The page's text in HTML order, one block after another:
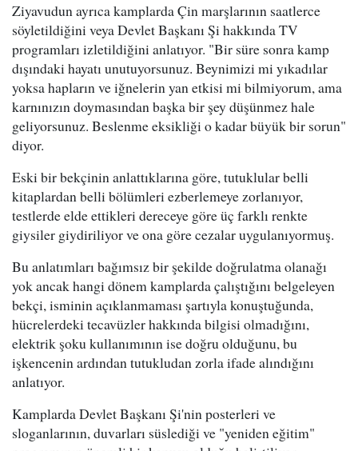
Ziyavudun ayrıca kamplarda Çin marşlarının saatlerce
söyletildiğini veya Devlet Başkanı Şi hakkında TV
programları izletildiğini anlatıyor. "Bir süre sonra kamp
dışındaki hayatı unutuyorsunuz. Beynimizi mi yıkadılar
yoksa hapların ve iğnelerin yan etkisi mi bilmiyorum, ama
karnınızın doymasından başka bir şey düşünmez hale
geliyorsunuz. Beslenme eksikliği o kadar büyük bir sorun"
diyor.
Eski bir bekçinin anlattıklarına göre, tutuklular belli
kitaplardan belli bölümleri ezberlemeye zorlanıyor,
testlerde elde ettikleri dereceye göre üç farklı renkte
giysiler giydiriliyor ve ona göre cezalar uygulanıyormuş.
Bu anlatımları bağımsız bir şekilde doğrulatma olanağı
yok ancak hangi dönem kamplarda çalıştığını belgeleyen
bekçi, isminin açıklanmaması şartıyla konuştuğunda,
hücrelerdeki tecavüzler hakkında bilgisi olmadığını,
elektrik şoku kullanımının ise doğru olduğunu, bu
işkencenin ardından tutukludan zorla ifade alındığını
anlatıyor.
Kamplarda Devlet Başkanı Şi'nin posterleri ve
sloganlarının, duvarları süslediği ve "yeniden eğitim"